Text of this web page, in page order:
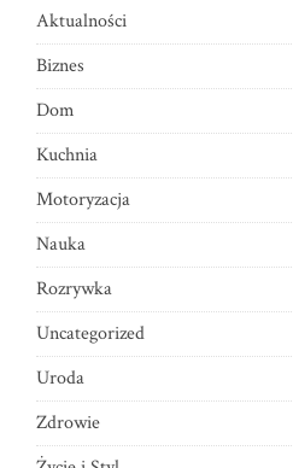
Aktualności
Biznes
Dom
Kuchnia
Motoryzacja
Nauka
Rozrywka
Uncategorized
Uroda
Zdrowie